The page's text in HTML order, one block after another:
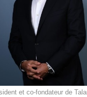
et co-fondateur de